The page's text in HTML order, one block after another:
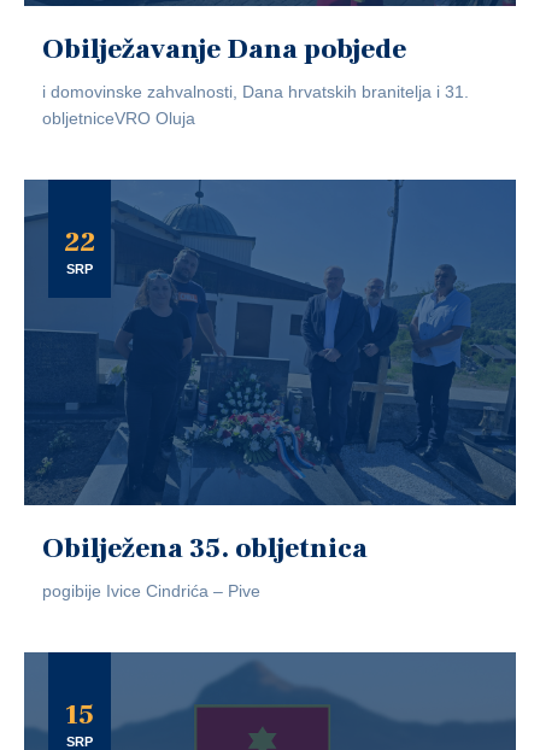
Obilježavanje Dana pobjede
i domovinske zahvalnosti, Dana hrvatskih branitelja i 31.
obljetniceVRO Oluja
22
SRP
Obilježena 35. obljetnica
pogibije Ivice Cindrića – Pive
15
SRP